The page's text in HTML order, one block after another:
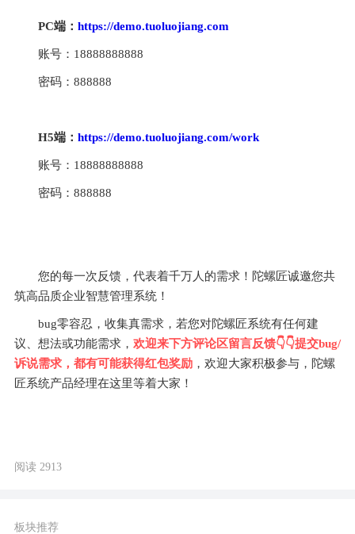
PC端： https://demo.tuoluojiang.com
账号：18888888888
密码：888888
H5端： https://demo.tuoluojiang.com/work
账号：18888888888
密码：888888
您的每一次反馈，代表着千万人的需求！陀螺匠诚邀您共
筑高品质企业智慧管理系统！
bug零容忍，收集真需求，若您对陀螺匠系统有任何建
议、想法或功能需求， 欢迎来下方评论区留言反馈👇👇提交bug/
诉说需求，都有可能获得红包奖励 ，欢迎大家积极参与，陀螺
匠系统产品经理在这里等着大家！
阅读 2913
板块推荐